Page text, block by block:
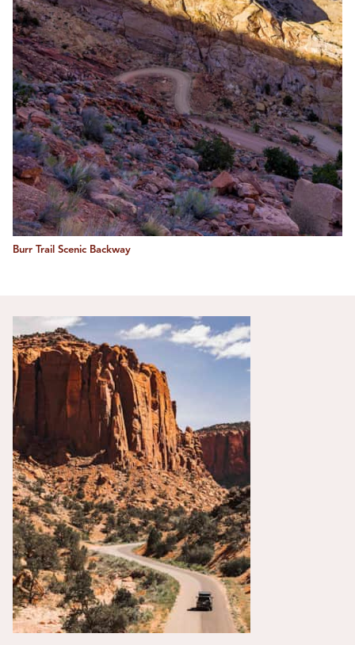
Burr Trail Scenic Backway